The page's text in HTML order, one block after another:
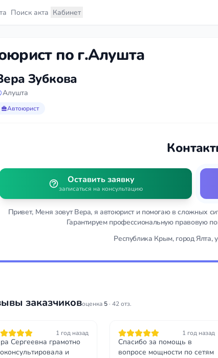
Поиск акта Кабинет
по г.Алушта
Зубкова
Алушта
Автоюрист
Оставить заявку
записаться на консультацию
Привет, Меня зовут Вера, я автоюрист и помогаю в сложных
Гарантируем профессиональную правовую
Республика Крым, город Ялта,
заказчиковоценка 5 · 42 отз.
1 год назад
Сергеевна грамотно
и
1 год назад
Спасибо за помощь в
вопросе мощности по сетям